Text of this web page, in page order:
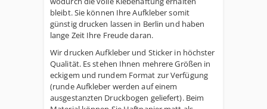
bleibt. Sie können Ihre Aufkleber somit
günstig drucken lassen in Berlin und haben
lange Zeit Ihre Freude daran.
Wir drucken Aufkleber und Sticker in höchster
Qualität. Es stehen Ihnen mehrere Größen in
eckigem und rundem Format zur Verfügung
(runde Aufkleber werden auf einem
ausgestanzten Druckbogen geliefert). Beim